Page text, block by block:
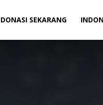
DONASI SEKARANG